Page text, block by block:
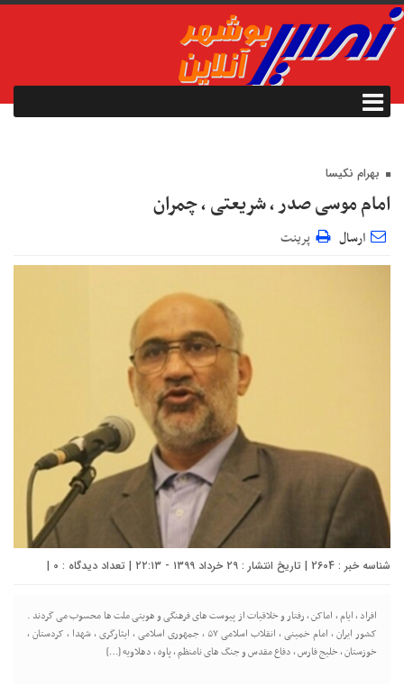
بهرام نکیسا
امام موسی صدر ، شریعتی ، چمران
ارسال پرینت
شناسه خبر : 2604 | تاریخ انتشار : ۲۹ خرداد ۱۳۹۹ - ۲۲:۱۳ | تعداد دیدگاه : 0
|
افراد ، ایام ، اماکن ، رفتار و خلاقیات از پیوست های فرهنگی و هویتی ملت ها محسوب می گردند .
کشور ایران ، امام خمینی ، انقلاب اسلامی ۵۷ ، جمهوری اسلامی ، ایثارگری ، شهدا ، کردستان ،
خوزستان ، خلیج فارس ، دفاع مقدس و جنگ های نامنظم ، پاوه ، دهلاویه […]